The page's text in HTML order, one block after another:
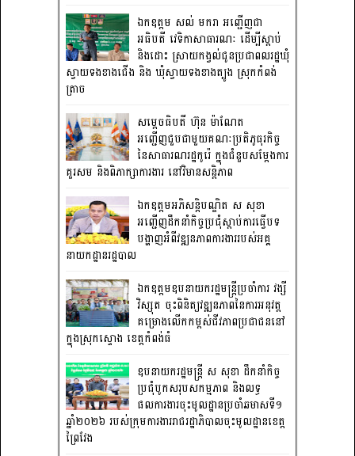
ឯកឧត្តម សល់ មករា អញ្ជើញជា
អធិបតី វេទិកាសាធារណៈ ដើម្បីស្តាប់
និងដោះ ស្រាយកង្វល់ជូនប្រជាពលរដ្ឋឃុំ
ស្វាយទងខាងជើង និង ឃុំស្វាយទងខាងត្បូង ស្រុកកំពង់
ត្រាច
សម្តេចធិបតី ហ៊ុន ម៉ាណែត
អញ្ជើញជួបជាមួយគណៈប្រតិភូធុរកិច្ច
នៃសាធារណរដ្ឋកូរ៉េ ក្នុងជំនួបសម្តែងការ
គួរសម និងពិភាក្សាការងារ នៅវិមានសន្តិភាព
ឯកឧត្តមអភិសន្តិបណ្ឌិត ស សុខា
អញ្ជើញដឹកនាំកិច្ចប្រជុំស្តាប់ការធ្វើបទ
បង្ហាញអំពីវឌ្ឍនភាពការងាររបស់អគ្គ
នាយកដ្ឋានរដ្ឋបាល
ឯកឧត្តមឧបនាយករដ្ឋមន្រ្តីប្រចាំការ វង្សី
វិស្សុត ចុះពិនិត្យវឌ្ឍនភាពនៃការអនុវត្ត
គម្រោងលើកកម្ពស់ជីវភាពប្រជាជននៅ
ក្នុងស្រុកស្ទោង ខេត្តកំពង់ធំ
ឧបនាយករដ្ឋមន្ត្រី ស សុខា ដឹកនាំកិច្ច
ប្រជុំបូកសរុបសកម្មភាព និងលទ្ធ
ផលការងារចុះមូលដ្ឋានប្រចាំឆមាសទី១
ឆ្នាំ២០២៦ របស់ក្រុមការងាររាជរដ្ឋាភិបាលចុះមូលដ្ឋានខេត្ត
ព្រៃវែង